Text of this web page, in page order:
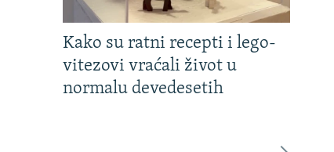
Kako su ratni recepti i lego-
vitezovi vraćali život u
normalu devedesetih